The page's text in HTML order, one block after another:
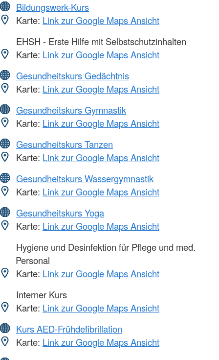
Bildungswerk-Kurs
Karte: Link zur Google Maps Ansicht
EHSH - Erste Hilfe mit Selbstschutzinhalten
Karte: Link zur Google Maps Ansicht
Gesundheitskurs Gedächtnis
Karte: Link zur Google Maps Ansicht
Gesundheitskurs Gymnastik
Karte: Link zur Google Maps Ansicht
Gesundheitskurs Tanzen
Karte: Link zur Google Maps Ansicht
Gesundheitskurs Wassergymnastik
Karte: Link zur Google Maps Ansicht
Gesundheitskurs Yoga
Karte: Link zur Google Maps Ansicht
Hygiene und Desinfektion für Pflege und med.
Personal
Karte: Link zur Google Maps Ansicht
Interner Kurs
Karte: Link zur Google Maps Ansicht
Kurs AED-Frühdefibrillation
Karte: Link zur Google Maps Ansicht